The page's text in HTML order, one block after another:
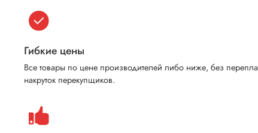
Гибкие цены
Все товары по цене производителей либо ниже, без
накруток перекупщиков.